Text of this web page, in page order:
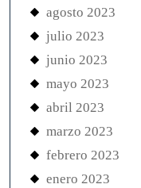
agosto 2023
julio 2023
junio 2023
mayo 2023
abril 2023
marzo 2023
febrero 2023
enero 2023